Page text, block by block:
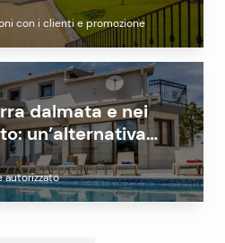
con i clienti e promozione
dalmata e nei
un’alternativa
autorizzato